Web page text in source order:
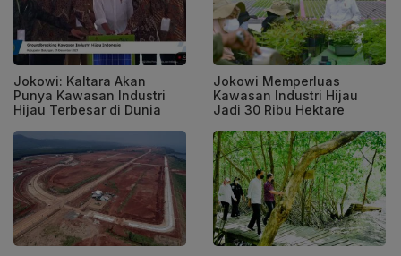
Jokowi: Kaltara Akan
Punya Kawasan Industri
Hijau Terbesar di Dunia
Jokowi Memperluas
Kawasan Industri Hijau
Jadi 30 Ribu Hektare